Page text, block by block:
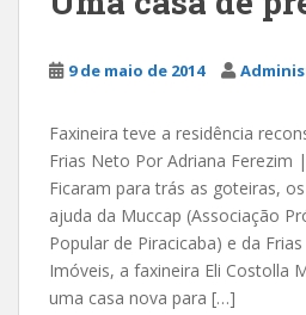
9 de maio de 2014
Faxineira teve a residência
Frias Neto Por Adriana Ferezim
Ficaram para trás as goteiras,
ajuda da Muccap (Associação
Popular de Piracicaba) e da
Imóveis, a faxineira Eli Costolla
uma casa nova para […]